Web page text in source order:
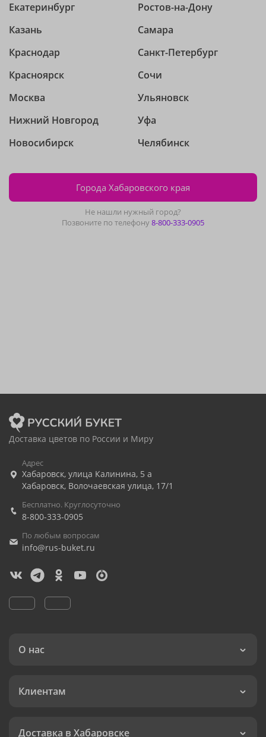
Екатеринбург
Казань
Краснодар
Красноярск
Москва
Нижний Новгород
Новосибирск
Ростов-на-Дону
Самара
Санкт-Петербург
Сочи
Ульяновск
Уфа
Челябинск
Города Хабаровского края
Не нашли нужный город?
Позвоните по телефону8-800-333-0905
Доставка цветов по России и Миру
Адрес
Хабаровск, улица Калинина, 5 а
Хабаровск, Волочаевская улица, 17/1
Бесплатно. Круглосуточно
8-800-333-0905
По любым вопросам
info@rus-buket.ru
О нас
Клиентам
Доставка в Хабаровске